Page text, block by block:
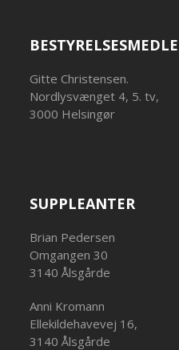
Gitte Christensen.
Nordlysvænget 4, 5. tv,
3000 Helsingør
SUPPLEANTER
Brian Pedersen
Omgangen 30
3140 Ålsgårde
Anni Kromann
Ellekildehavevej 16,
3140 Ålsgårde